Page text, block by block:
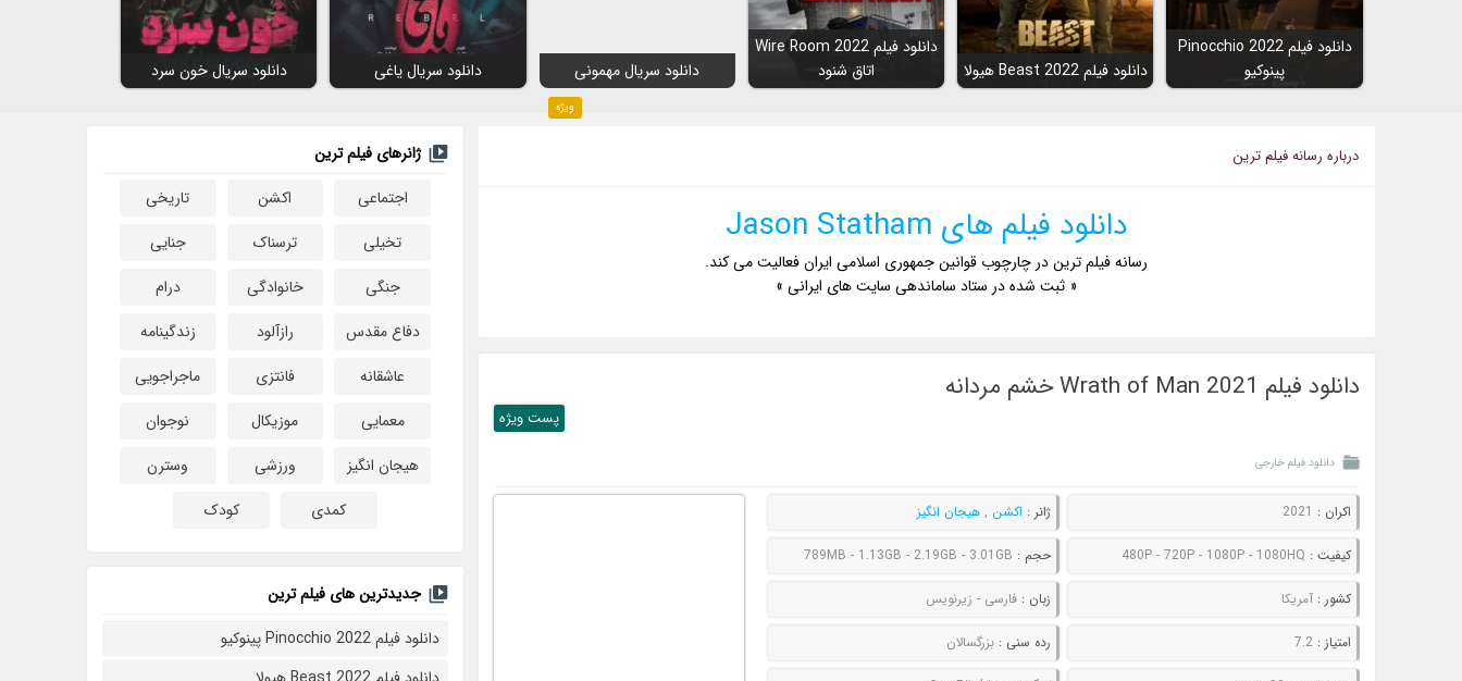
دانلود فیلم Pinocchio 2022
پینوکیو
دانلود فیلم Beast 2022 هیولا
دانلود فیلم Wire Room 2022
اتاق شنود
ویژه
دانلود سریال مهمونی دانلود سریال یاغی دانلود سریال خون سرد
درباره رسانه فیلم ترین
دانلود فیلم های Jason Statham
رسانه فیلم ترین در چارچوب قوانین جمهوری اسلامی ایران فعالیت می کند.
« ثبت شده در ستاد ساماندهی سایت های ایرانی »
دانلود فیلم Wrath of Man 2021 خشم مردانه
پست ويژه
دانلود فیلم خارجی
اکران : 2021 ژانر : اکشن ,هیجان انگیز
کیفیت : 480P - 720P - 1080P - 1080HQ حجم : 789MB - 1.13GB - 2.19GB - 3.01GB
کشور :آمریکا زبان :فارسی - زیرنویس
امتیاز :7.2 رده سنی :بزرگسالان
ژانرهای فیلم ترین
اجتماعی
اکشن
تاریخی
تخیلی
ترسناک
جنایی
جنگی
خانوادگی
درام
دفاع مقدس
رازآلود
زندگینامه
عاشقانه
فانتزی
ماجراجویی
معمایی
موزیکال
نوجوان
هیجان انگیز
ورزشی
وسترن
کمدی
کودک
جدیدترین های فیلم ترین
دانلود فیلم Pinocchio 2022 پینوکیو